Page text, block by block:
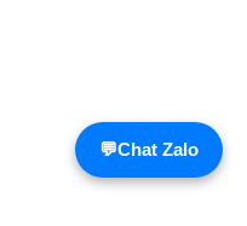
💬Chat Zalo